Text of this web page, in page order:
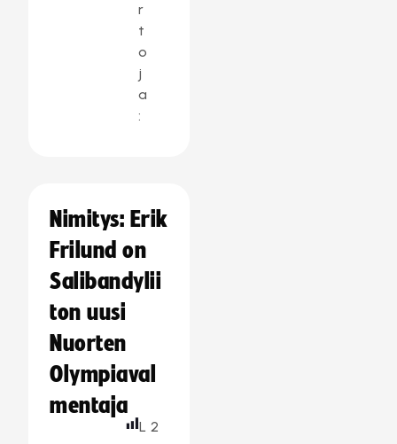
r
t
o
j
a
:
Nimitys: Erik
Frilund on
Salibandylii
ton uusi
Nuorten
Olympiaval
mentaja
L 2